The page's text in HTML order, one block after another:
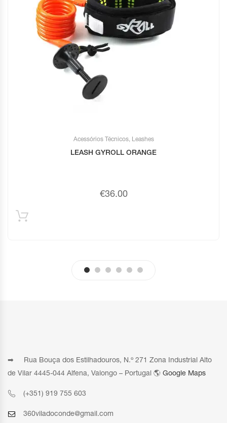
Acessórios Técnicos, Leashes
LEASH GYROLL ORANGE
€36.00
➡ Rua Bouça dos Estilhadouros, N.º 271 Zona Industrial Alto
de Vilar 4445-044 Alfena, Valongo – Portugal 🌎 Google Maps
(+351) 919 755 603
360viladoconde@gmail.com